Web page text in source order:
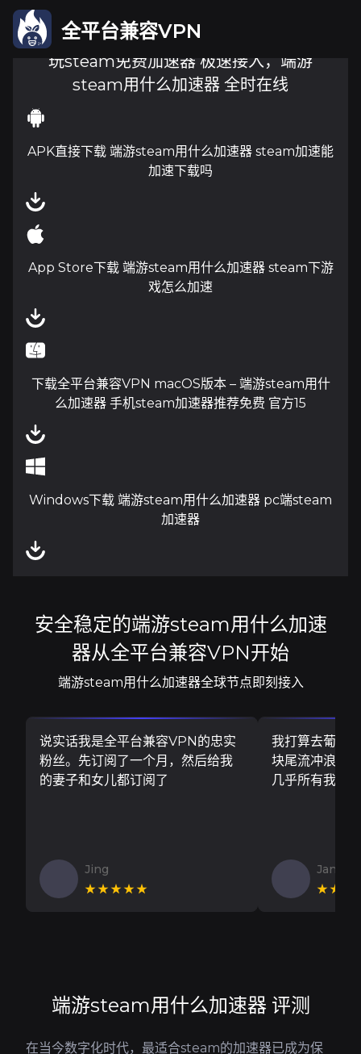
全平台兼容VPN
玩steam免费加速器 极速接入，端游
steam用什么加速器 全时在线
APK直接下载 端游steam用什么加速器 steam加速能
加速下载吗
App Store下载 端游steam用什么加速器 steam下游
戏怎么加速
下载全平台兼容VPN macOS版本 – 端游steam用什
么加速器 手机steam加速器推荐免费 官方15
Windows下载 端游steam用什么加速器 pc端steam
加速器
安全稳定的端游steam用什么加速
器从全平台兼容VPN开始
端游steam用什么加速器全球节点即刻接入
说实话我是全平台兼容VPN的忠实
粉丝。先订阅了一个月，然后给我
的妻子和女儿都订阅了
Jing
★★★★★
我打算去葡萄
块尾流冲浪板
几乎所有我需
Jan V
端游steam用什么加速器 评测
在当今数字化时代，最适合steam的加速器已成为保